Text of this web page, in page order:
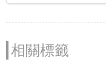
相關標籤